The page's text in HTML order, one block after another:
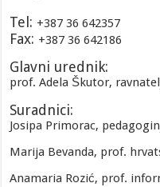
Tel: +387 36 642357
Fax: +387 36 642186
Glavni urednik:
prof. Adela Škutor,
Suradnici:
Josipa Primorac,
Marija Bevanda, prof.
Anamaria Rozić, prof.